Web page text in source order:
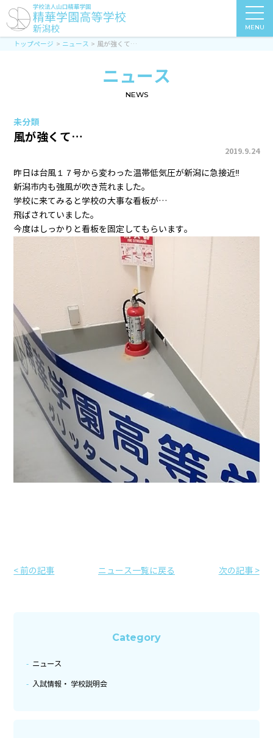
MENU
トップページ ニュース 風が強くて…
ニュース
NEWS
未分類
風が強くて…
2019.9.24
昨日は台風１７号から変わった温帯低気圧が新潟に急接近‼
新潟市内も強風が吹き荒れました。
学校に来てみると学校の大事な看板が…
飛ばされていました。
今度はしっかりと看板を固定してもらいます。
< 前の記事 次の記事 >
ニュース一覧に戻る
Category
ニュース
入試情報・ 学校説明会